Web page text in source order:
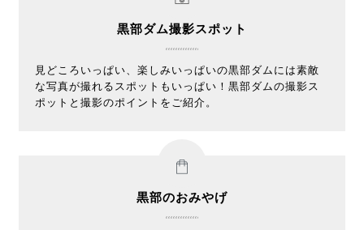
黒部ダム撮影スポット
見どころいっぱい、楽しみいっぱいの黒部ダムには素敵
な写真が撮れるスポットもいっぱい！黒部ダムの撮影ス
ポットと撮影のポイントをご紹介。
黒部のおみやげ